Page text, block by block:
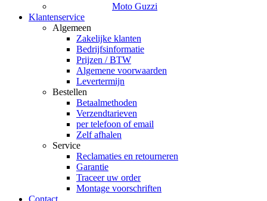
Moto Guzzi
Klantenservice
Algemeen
Zakelijke klanten
Bedrijfsinformatie
Prijzen / BTW
Algemene voorwaarden
Levertermijn
Bestellen
Betaalmethoden
Verzendtarieven
per telefoon of email
Zelf afhalen
Service
Reclamaties en retourneren
Garantie
Traceer uw order
Montage voorschriften
Contact